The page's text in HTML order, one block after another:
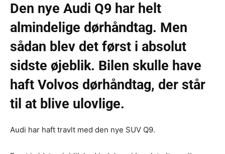
Den nye Audi Q9 har helt
almindelige dørhåndtag. Men
sådan blev det først i absolut
sidste øjeblik. Bilen skulle have
haft Volvos dørhåndtag, der står
til at blive ulovlige.
Audi har haft travlt med den nye SUV Q9.